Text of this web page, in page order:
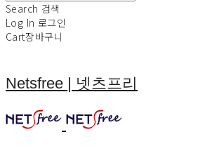
Search 검색
Log In 로그인
Cart장바구니
Netsfree | 넷츠프리